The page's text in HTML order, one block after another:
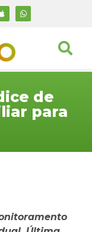
de
para